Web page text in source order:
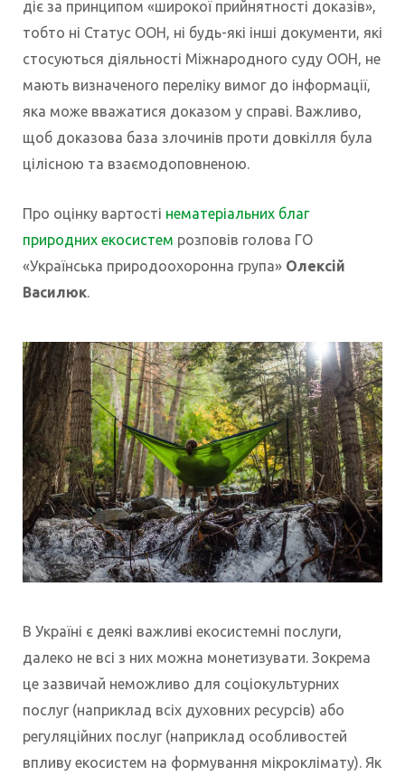
діє за принципом «широкої прийнятності доказів»,
тобто ні Статус ООН, ні будь-які інші документи, які
стосуються діяльності Міжнародного суду ООН, не
мають визначеного переліку вимог до інформації,
яка може вважатися доказом у справі. Важливо,
щоб доказова база злочинів проти довкілля була
цілісною та взаємодоповненою.
Про оцінку вартості нематеріальних благ
природних екосистем розповів голова ГО​​
«Українська природоохоронна група» Олексій
Василюк.
В Україні є деякі важливі екосистемні послуги,
далеко не всі з них можна монетизувати. Зокрема
це зазвичай неможливо для соціокультурних
послуг (наприклад всіх духовних ресурсів) або
регуляційних послуг (наприклад особливостей
впливу екосистем на формування мікроклімату). Як